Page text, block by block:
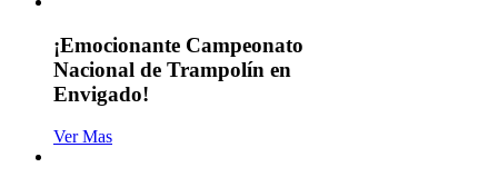
¡Emocionante Campeonato
Nacional de Trampolín en
Envigado!
Ver Mas